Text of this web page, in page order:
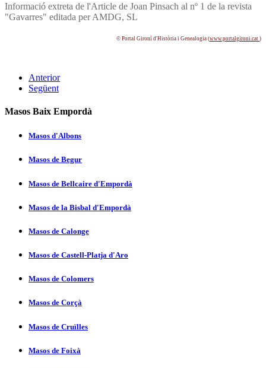
Informació extreta de l'Article de Joan Pinsach al nº 1 de la revista
"Gavarres" editada per AMDG, SL
© Portal Gironí­ d'Història i Genealogia (www.portalgironi.cat )
Anterior
Següent
Masos Baix Empordà
Masos d'Albons
Masos de Begur
Masos de Bellcaire d'Empordà
Masos de la Bisbal d'Empordà
Masos de Calonge
Masos de Castell-Platja d'Aro
Masos de Colomers
Masos de Corçà
Masos de Cruïlles
Masos de Foixà